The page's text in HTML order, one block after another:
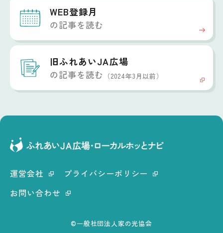
WEB登録月
の記事を読む
旧ふれあいJA広場
の記事を読む （2024年3月以前）
運営会社
プライバシーポリシー
お問い合わせ
©一般社団法人家の光協会